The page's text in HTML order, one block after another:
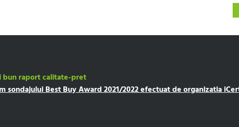
bun raport calitate-pret
sondajului Best Buy Award 2021/2022 efectuat de organizatia